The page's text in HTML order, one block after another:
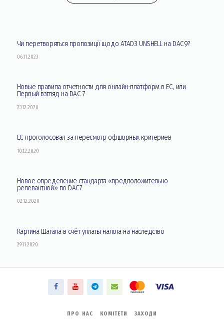
Чи перетворяться пропозиції щодо ATAD3 UNSHELL на DAC9?
06.11.2023
Новые правила отчетности для онлайн-платформ в ЕС, или
Первый взгляд на DAC 7
23.12.2020
ЕС проголосовал за пересмотр офшорных критериев
10.12.2020
Новое определение стандарта «предположительно
релевантной» по DAC7
02.12.2020
Картина Шагала в счёт уплаты налога на наследство
29.11.2020
ПРО НАС КОМІТЕТИ ЗАХОДИ